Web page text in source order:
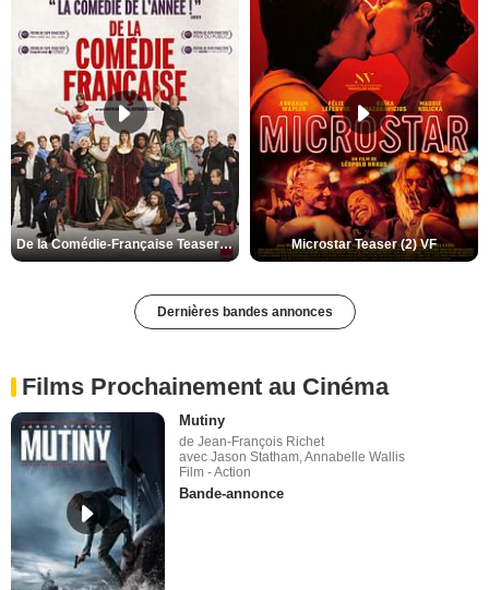
De la Comédie-Française Teaser (3) VF Microstar Teaser (2) VF
Dernières bandes annonces
Films Prochainement au Cinéma
Mutiny
de Jean-François Richet
avec Jason Statham, Annabelle Wallis
Film - Action
Bande-annonce